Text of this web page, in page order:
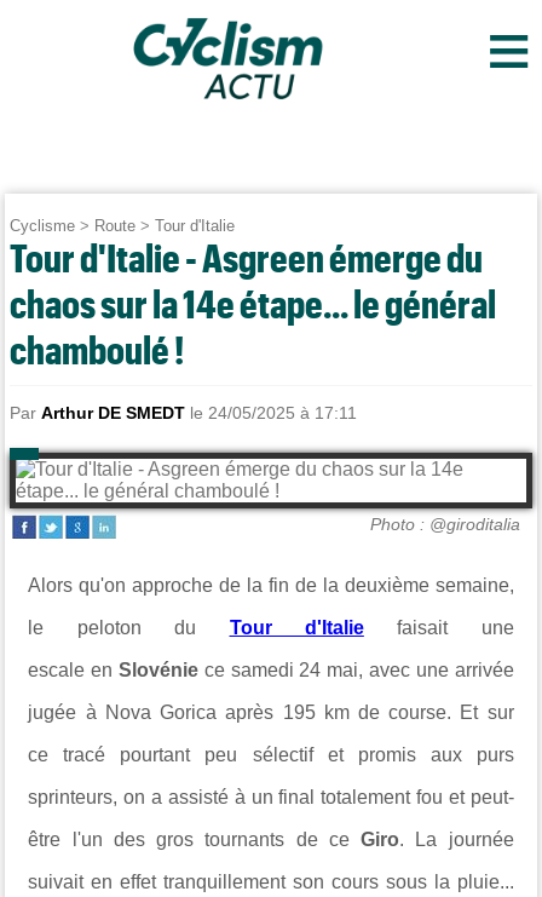
≡
Cyclisme > Route >Tour d'Italie
Tour d'Italie - Asgreen émerge du
chaos sur la 14e étape... le général
chamboulé !
ParArthur DE SMEDT le 24/05/2025 à 17:11
Photo : @giroditalia
Alors qu'on approche de la fin de la deuxième semaine,
le peloton du Tour d'Italiefaisait une
escaleenSlovénie ce samedi 24 mai, avec une arrivée
jugée à Nova Gorica après 195 km de course. Et sur
ce tracé pourtant peu sélectif et promis aux purs
sprinteurs, on a assisté à un final totalement fou et peut-
être l'un des gros tournants de ceGiro. La journée
suivait en effet tranquillement son cours sous la pluie...